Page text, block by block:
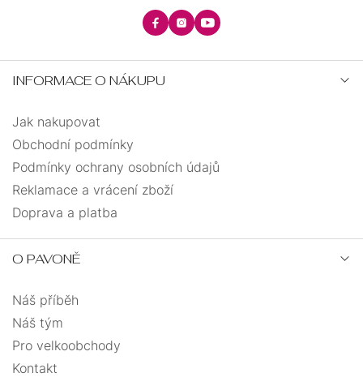
INFORMACE O NÁKUPU
Jak nakupovat
Obchodní podmínky
Podmínky ochrany osobních údajů
Reklamace a vrácení zboží
Doprava a platba
O PAVONĚ
Náš příběh
Náš tým
Pro velkoobchody
Kontakt